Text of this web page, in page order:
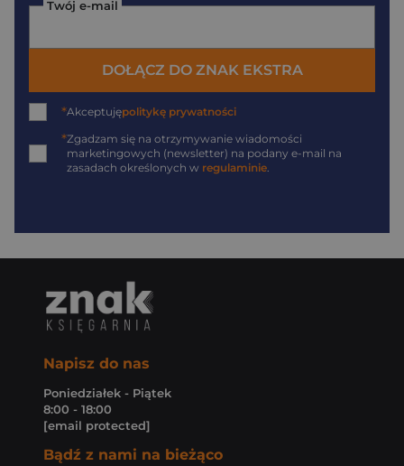
Twój e-mail
DOŁĄCZ DO ZNAK EKSTRA
*Akceptujępolitykę prywatności
*Zgadzam się na otrzymywanie wiadomości
marketingowych (newsletter) na podany e-mail na
zasadach określonych w regulaminie
Napisz do nas
Poniedziałek - Piątek
8:00 - 18:00
[email protected]
Bądź z nami na bieżąco